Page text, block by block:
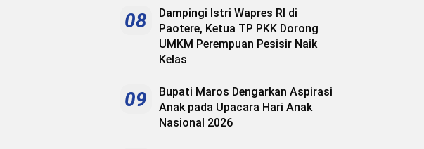
08
Dampingi Istri Wapres RI di
Paotere, Ketua TP PKK Dorong
UMKM Perempuan Pesisir Naik
Kelas
09
Bupati Maros Dengarkan Aspirasi
Anak pada Upacara Hari Anak
Nasional 2026